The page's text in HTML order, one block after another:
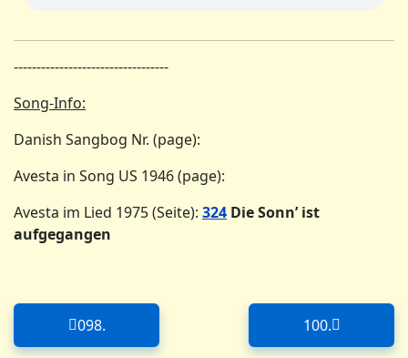
----------------------------------
Song-Info:
Danish Sangbog Nr. (page):
Avesta in Song US 1946 (page):
Avesta im Lied 1975 (Seite): 324 Die Sonn’ ist
aufgegangen
Forrige artikel: 098.
098. Næste
100.